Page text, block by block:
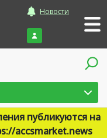
Новости
Войти
публикуются на
accsmarket.news